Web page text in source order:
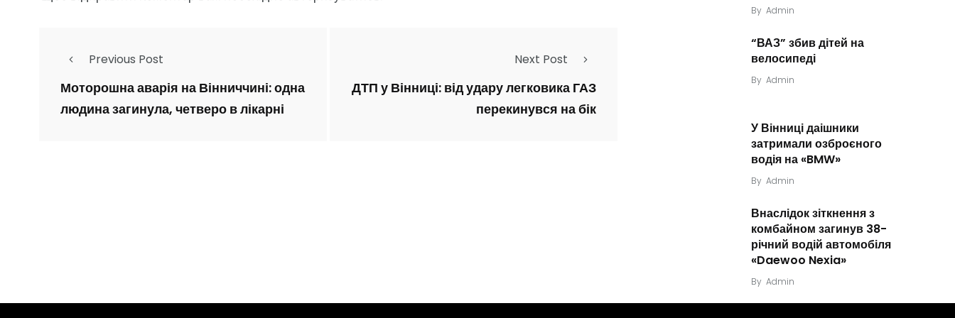
Previous Post
Моторошна аварія на Вінниччині: одна
людина загинула, четверо в лікарні
Next Post
ДТП у Вінниці: від удару легковика ГАЗ
перекинувся на бік
By Admin
“ВАЗ” збив дітей на
велосипеді
By Admin
У Вінниці даішники
затримали озброєного
водія на «BMW»
By Admin
Внаслідок зіткнення з
комбайном загинув 38-
річний водій автомобіля
«Daewoo Nexia»
By Admin